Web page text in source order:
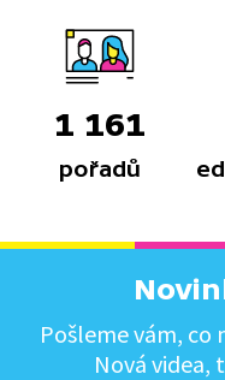
1 161
pořadů
Pošleme vám, co
Nová videa,